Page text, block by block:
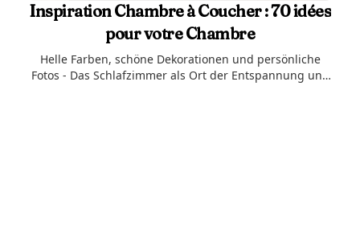
Inspiration Chambre à Coucher : 70 idées
pour votre Chambre
Helle Farben, schöne Dekorationen und persönliche
Fotos - Das Schlafzimmer als Ort der Entspannung und